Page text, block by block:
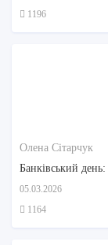
1196
Олена Сітарчук
Банківський день:
05.03.2026
1164